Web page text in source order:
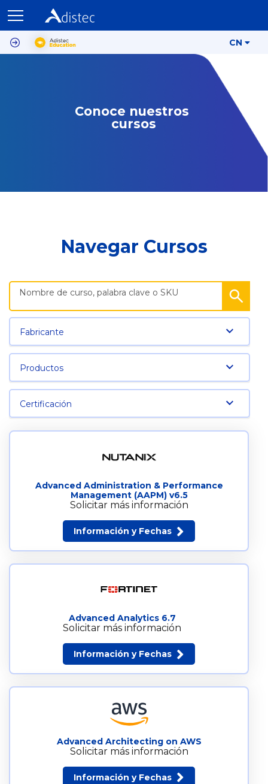
CN
Conoce nuestros
cursos
Navegar Cursos
Fabricante
Productos
Certificación
Advanced Administration & Performance
Management (AAPM) v6.5
Solicitar más información
Información y Fechas
Advanced Analytics 6.7
Solicitar más información
Información y Fechas
Advanced Architecting on AWS
Solicitar más información
Información y Fechas